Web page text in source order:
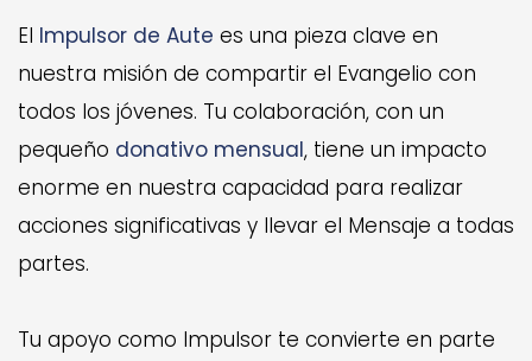
El Impulsor de Aute es una pieza clave en
nuestra misión de compartir el Evangelio con
todos los jóvenes. Tu colaboración, con un
pequeño donativo mensual, tiene un impacto
enorme en nuestra capacidad para realizar
acciones significativas y llevar el Mensaje a todas
partes.
Tu apoyo como Impulsor te convierte en parte